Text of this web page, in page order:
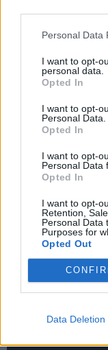
Personal Data
I want to opt-
personal data.
Opted In
I want to opt-
Personal Data.
Opted In
I want to opt-
Personal Data
Opted In
I want to opt-
Retention,
Personal Data
Purposes for
Opted Out
Data Deletion
Resident
igen
LEGFRISSEBB